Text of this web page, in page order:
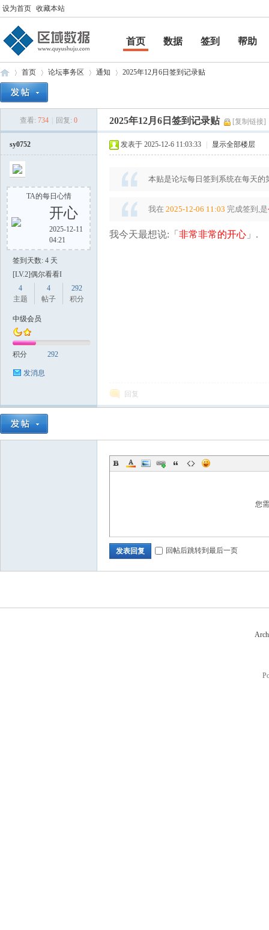
设为首页 收藏本站
首页 数据 签到
帮助
帮助
域
首页 论坛事务区 通知
›
2025年12月6日签到记录贴
查看: 734 回复: 0 2025年12月6日签到记录贴 [复制链接]
sy0752
TA的每日心情
开心
2025-12-11
04:21
签到天数: 4 天
[LV.2]偶尔看看I
4
主题
4
帖子
292
积分
中级会员
积分 292
发消息
发表于 2025-12-6 11:03:33 显示全部楼层
本贴是论坛每日签到系统在每天
我在 2025-12-06 11:03 完成签到,是
我今天最想说:「 非常非常的开心 」.
回复
您
发表回复 回帖后跳转到最后一页